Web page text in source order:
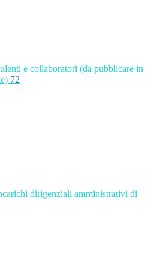
e collaboratori (da pubblicare in
72
dirigenziali amministrativi di